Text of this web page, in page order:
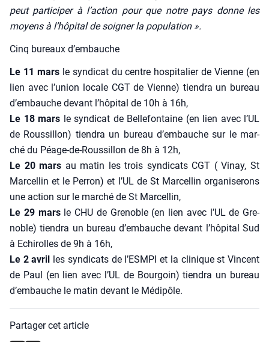
peut par­ti­ci­per à l’action pour que notre pays donne les
moyens à l’hôpital de soi­gner la popu­la­tion ».
Cinq bureaux d’embauche
Le 11 marsle syn­di­cat du centre hos­pi­ta­lier de Vienne (en
lien avec l’union locale CGT de Vienne) tien­dra un bureau
d’embauche devant l’hôpital de 10h à 16h,
Le 18 mars le syn­di­cat de Bel­le­fon­taine (en lien avec l’UL
de Rous­sillon) tien­dra un bureau d’embauche sur le mar­
ché du Péage-de-Rous­sillon de 8h à 12h,
Le 20 mars au matin les trois syn­di­cats CGT ( Vinay, St
Mar­cel­lin et le Per­ron) et l’UL de St Mar­cel­lin orga­ni­se­rons
une action sur le mar­ché de St Mar­cel­lin,
Le 29 marsle CHU de Gre­noble (en lien avec l’UL de Gre­
noble) tien­dra un bureau d’embauche devant l’hôpital Sud
à Echi­rolles de 9h à 16h,
Le 2 avril les syn­di­cats de l’ESMPI et la cli­nique st Vincent
de Paul (en lien avec l’UL de Bour­goin) tien­dra un bureau
d’embauche le matin devant le Médi­pôle.
Partager cet article